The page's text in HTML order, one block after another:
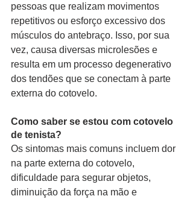
pessoas que realizam movimentos
repetitivos ou esforço excessivo dos
músculos do antebraço. Isso, por sua
vez, causa diversas microlesões e
resulta em um processo degenerativo
dos tendões que se conectam à parte
externa do cotovelo.
Como saber se estou com cotovelo
de tenista?
Os sintomas mais comuns incluem dor
na parte externa do cotovelo,
dificuldade para segurar objetos,
diminuição da força na mão e